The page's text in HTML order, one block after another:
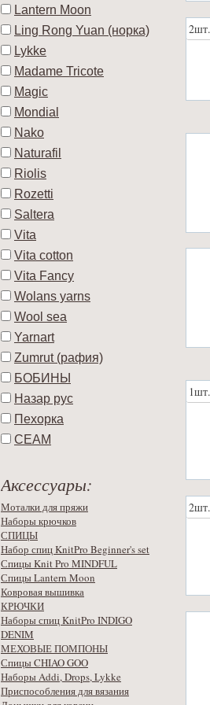
Lantern Moon
Ling Rong Yuan (норка)
Lykke
Madame Tricote
Magic
Mondial
Nako
Naturafil
Riolis
Rozetti
Saltera
Vita
Vita cotton
Vita Fancy
Wolans yarns
Wool sea
Yarnart
Zumrut (рафия)
БОБИНЫ
Назар рус
Пехорка
СЕАМ
Аксессуары:
Моталки для пряжи
Наборы крючков
СПИЦЫ
Набор спиц KnitPro Beginner's set
Спицы Knit Pro MINDFUL
Спицы Lantern Moon
Ковровая вышивка
КРЮЧКИ
Наборы спиц KnitPro INDIGO
DENIM
МЕХОВЫЕ ПОМПОНЫ
Спицы CHIAO GOO
Наборы Addi, Drops, Lykke
Приспособления для вязания
2шт.
1шт.
2шт.